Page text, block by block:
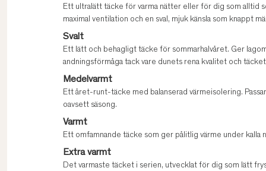
Ett ultralätt täcke för varma nätter eller för dig som alltid
maximal ventilation och en sval, mjuk känsla som knappt
Svalt
Ett lätt och behagligt täcke för sommarhalvåret. Ger
andningsförmåga tack vare dunets rena kvalitet och
Medelvarmt
Ett året-runt-täcke med balanserad värmeisolering.
oavsett säsong.
Varmt
Ett omfamnande täcke som ger pålitlig värme under kalla
Extra varmt
Det varmaste täcket i serien, utvecklat för dig som lätt